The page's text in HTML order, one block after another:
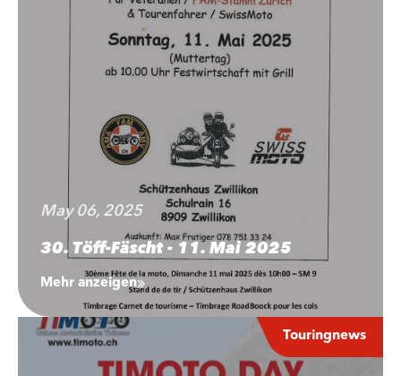
May 06, 2025
30. Töff-Fäscht - 11. Mai 2025
Mehr anzeigen
Touringnews